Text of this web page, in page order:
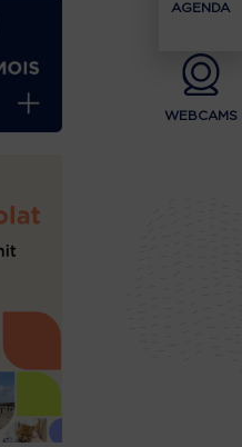
AGENDA
WEBCAMS